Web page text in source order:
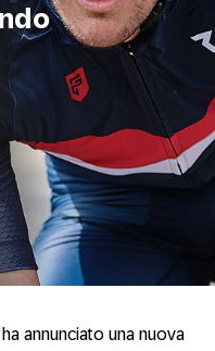
ha annunciato una nuova